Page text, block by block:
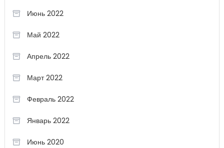
Июнь 2022
Май 2022
Апрель 2022
Март 2022
Февраль 2022
Январь 2022
Июнь 2020